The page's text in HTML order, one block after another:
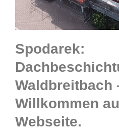
Spodarek:
Waldbreitbach
Willkommen
Webseite.